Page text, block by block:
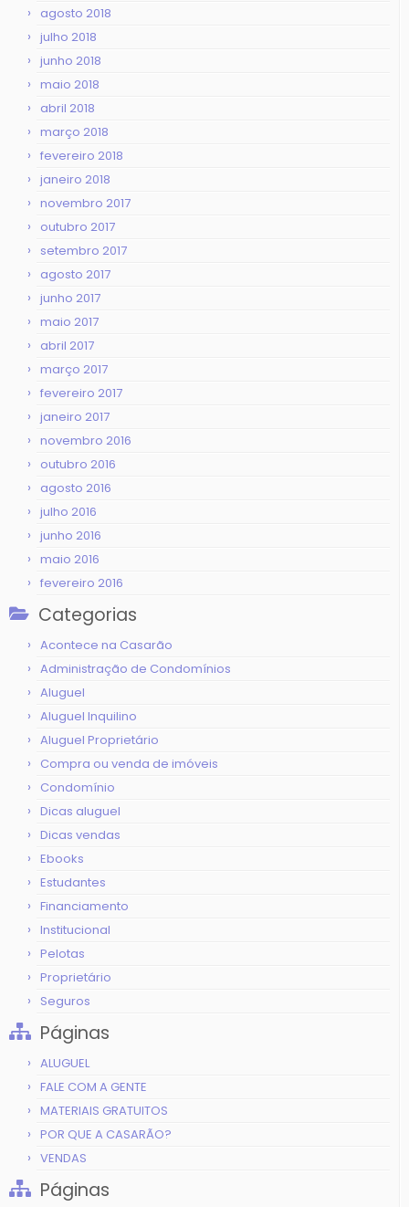
agosto 2018
julho 2018
junho 2018
maio 2018
abril 2018
março 2018
fevereiro 2018
janeiro 2018
novembro 2017
outubro 2017
setembro 2017
agosto 2017
junho 2017
maio 2017
abril 2017
março 2017
fevereiro 2017
janeiro 2017
novembro 2016
outubro 2016
agosto 2016
julho 2016
junho 2016
maio 2016
fevereiro 2016
Categorias
Acontece na Casarão
Administração de Condomínios
Aluguel
Aluguel Inquilino
Aluguel Proprietário
Compra ou venda de imóveis
Condomínio
Dicas aluguel
Dicas vendas
Ebooks
Estudantes
Financiamento
Institucional
Pelotas
Proprietário
Seguros
Páginas
ALUGUEL
FALE COM A GENTE
MATERIAIS GRATUITOS
POR QUE A CASARÃO?
VENDAS
Páginas